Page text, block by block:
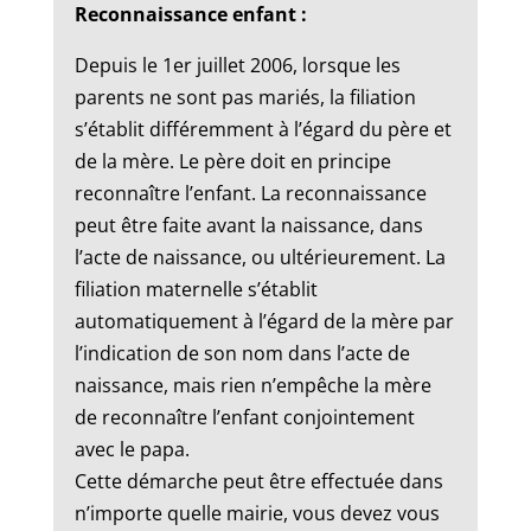
Reconnaissance enfant :
Depuis le 1er juillet 2006, lorsque les
parents ne sont pas mariés, la filiation
s’établit différemment à l’égard du père et
de la mère. Le père doit en principe
reconnaître l’enfant. La reconnaissance
peut être faite avant la naissance, dans
l’acte de naissance, ou ultérieurement. La
filiation maternelle s’établit
automatiquement à l’égard de la mère par
l’indication de son nom dans l’acte de
naissance, mais rien n’empêche la mère
de reconnaître l’enfant conjointement
avec le papa.
Cette démarche peut être effectuée dans
n’importe quelle mairie, vous devez vous